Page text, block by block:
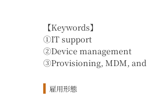
【Keywords】
①IT support
②Device management
③Provisioning, MDM,
雇用形態